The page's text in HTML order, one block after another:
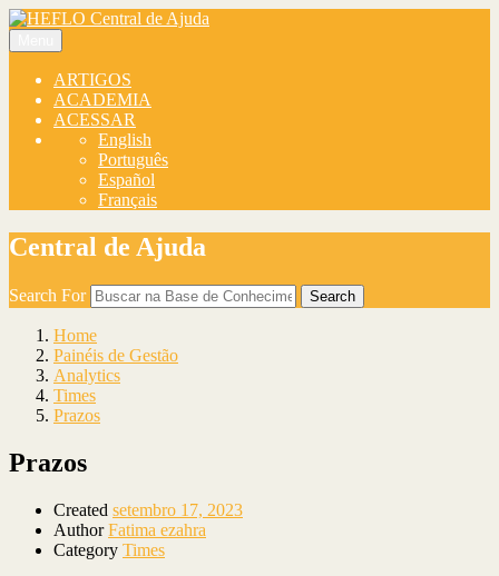
ARTIGOS
ACADEMIA
ACESSAR
English
Português
Español
Français
Central de Ajuda
Search For Search
Home
Painéis de Gestão
Analytics
Times
Prazos
Prazos
Created setembro 17, 2023
Author Fatima ezahra
Category Times